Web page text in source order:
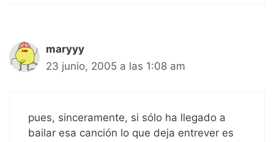
maryyy
23 junio, 2005 a las 1:08 am
pues, sinceramente, si sólo ha llegado a
bailar esa canción lo que deja entrever es